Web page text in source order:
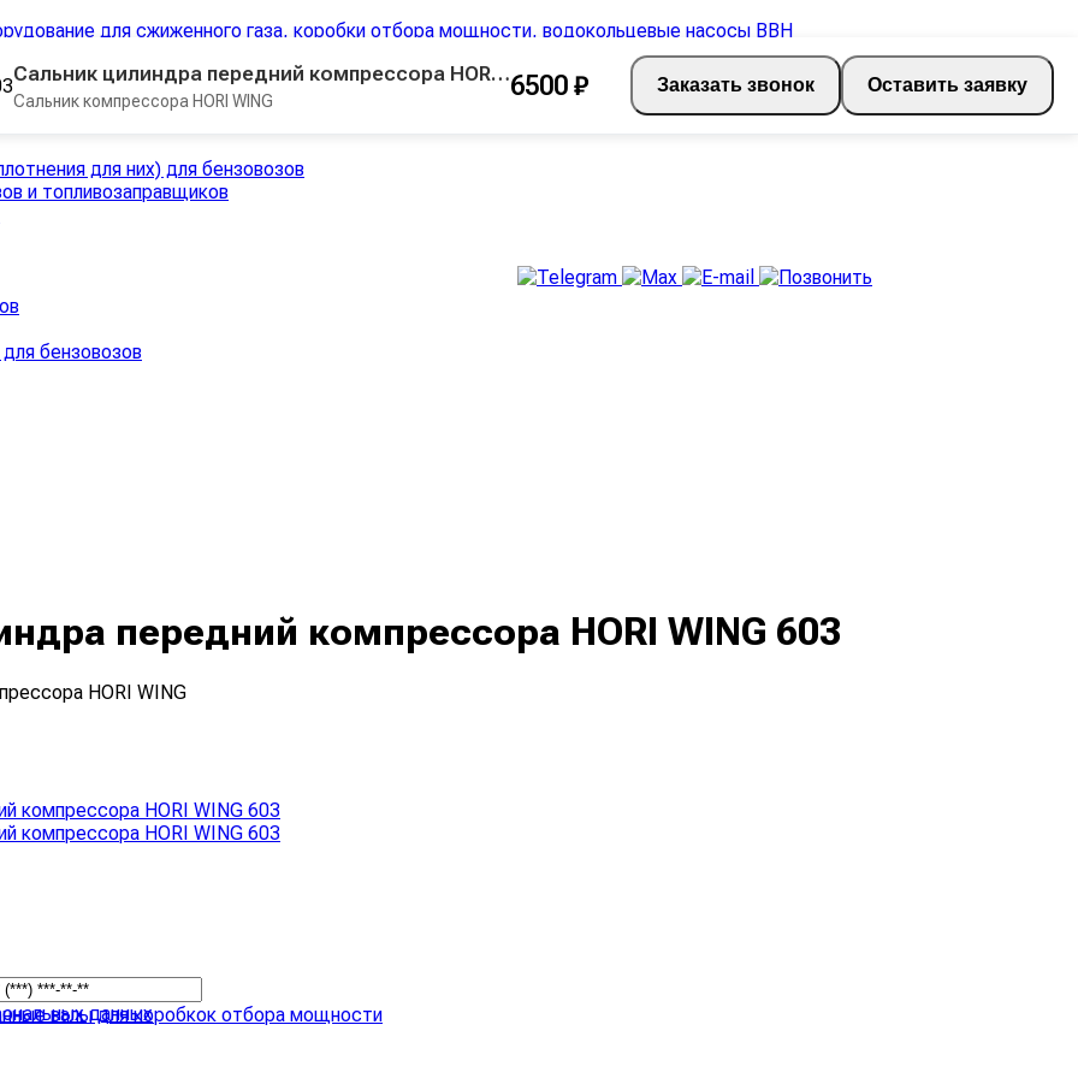
›
для них) для бензовозов
и топливозаправщиков
бензовозов
валы для коробкок отбора мощности
передний компрессора HORI WING 603
HORI WING
данных
Сальник цилиндра передний компрессора HORI WING 603
Сальник компрессора HORI WING 6500 ₽ Заказать звонок Оставить заявку